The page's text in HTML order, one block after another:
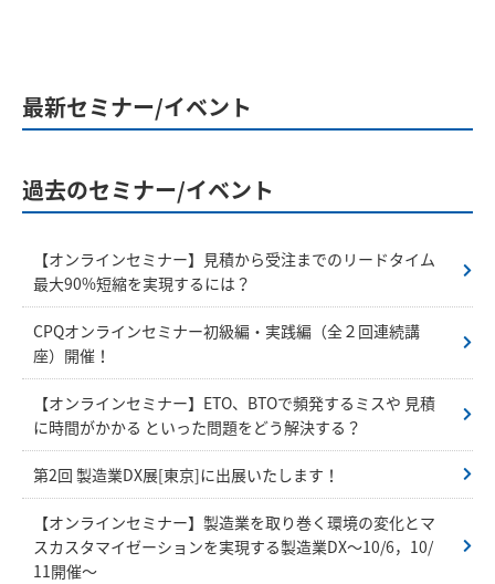
最新セミナー/イベント
過去のセミナー/イベント
【オンラインセミナー】見積から受注までのリードタイム
最大90%短縮を実現するには？
CPQオンラインセミナー初級編・実践編（全２回連続講
座）開催！
【オンラインセミナー】ETO、BTOで頻発するミスや 見積
に時間がかかる といった問題をどう解決する？
第2回 製造業DX展[東京]に出展いたします！
【オンラインセミナー】製造業を取り巻く環境の変化とマ
スカスタマイゼーションを実現する製造業DX～10/6，10/
11開催～